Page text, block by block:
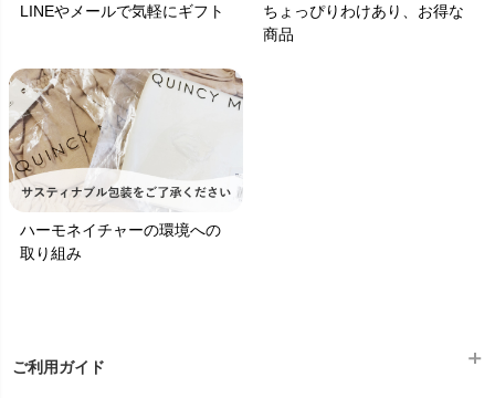
LINEやメールで気軽にギフト
ちょっぴりわけあり、お得な
商品
ハーモネイチャーの環境への
取り組み
ご利用ガイド